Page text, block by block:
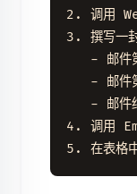
2. 调用
3. 撰写一封
- 邮件
- 邮件
- 邮件
4. 调用